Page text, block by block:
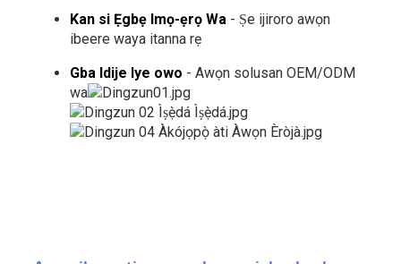
Kan si Ẹgbẹ Imọ-ẹrọ Wa- Ṣe ijiroro awọn
ibeere waya itanna rẹ
Gba Idije Iye owo - Awọn solusan OEM/ODM
wa